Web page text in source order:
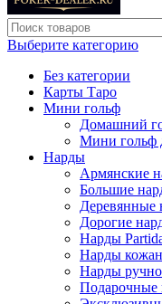
Выберите категорию
Без категории
Карты Таро
Мини гольф
Домашний
Мини гольф
Нарды
Армянские
Большие
Деревянные
Дорогие
Нарды
Нарды
Нарды
Подарочные